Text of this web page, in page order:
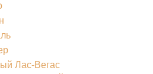
Лас-Вегас